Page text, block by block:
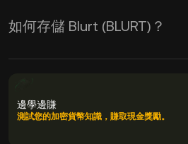
如何存儲 Blurt (BLURT)？
邊學邊賺
測試您的加密貨幣知識，賺取現金獎勵。